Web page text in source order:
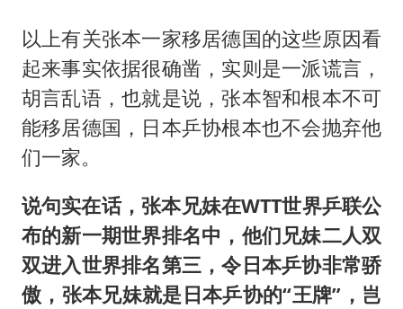
以上有关张本一家移居德国的这些原因看
起来事实依据很确凿，实则是一派谎言，
胡言乱语，也就是说，张本智和根本不可
能移居德国，日本乒协根本也不会抛弃他
们一家。
说句实在话，张本兄妹在WTT世界乒联公
布的新一期世界排名中，他们兄妹二人双
双进入世界排名第三，令日本乒协非常骄
傲，张本兄妹就是日本乒协的“王牌”，岂